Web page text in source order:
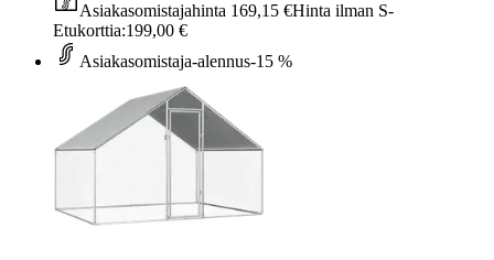
Asiakasomistajahinta 169,15 €Hinta ilman S-
Etukorttia:199,00 €
Asiakasomistaja-alennus-15 %